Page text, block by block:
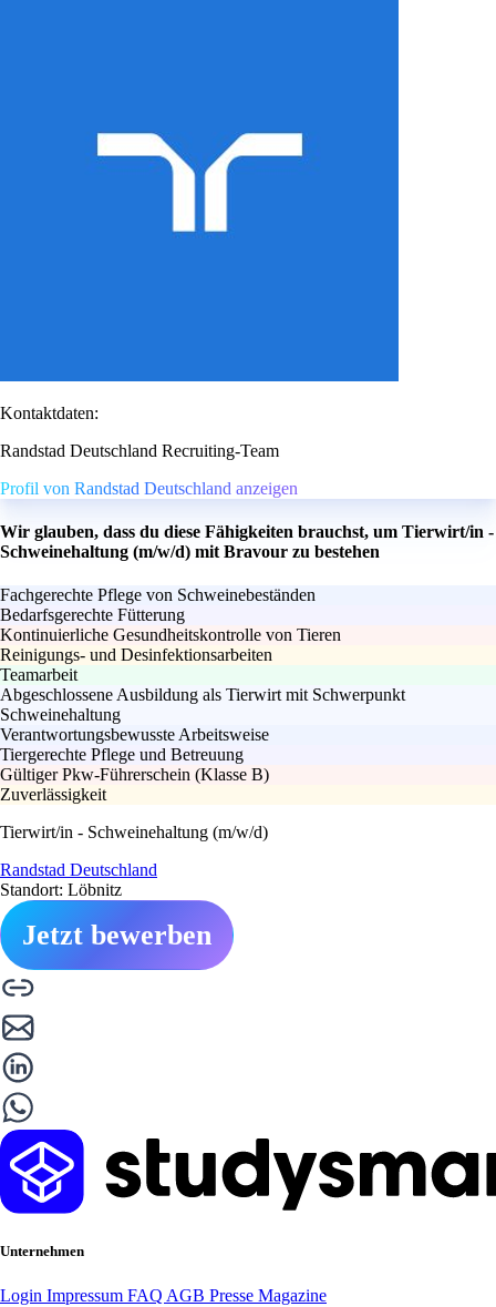
Kontaktdaten:
Randstad Deutschland Recruiting-Team
Profil von Randstad Deutschland anzeigen
Wir glauben, dass du diese Fähigkeiten brauchst, um Tierwirt/in -
Schweinehaltung (m/w/d) mit Bravour zu bestehen
Fachgerechte Pflege von Schweinebeständen
Bedarfsgerechte Fütterung
Kontinuierliche Gesundheitskontrolle von Tieren
Reinigungs- und Desinfektionsarbeiten
Teamarbeit
Abgeschlossene Ausbildung als Tierwirt mit Schwerpunkt
Schweinehaltung
Verantwortungsbewusste Arbeitsweise
Tiergerechte Pflege und Betreuung
Gültiger Pkw-Führerschein (Klasse B)
Zuverlässigkeit
Tierwirt/in - Schweinehaltung (m/w/d)
Randstad Deutschland
Standort: Löbnitz
Jetzt bewerben
Unternehmen
Login Impressum FAQ AGB Presse Magazine